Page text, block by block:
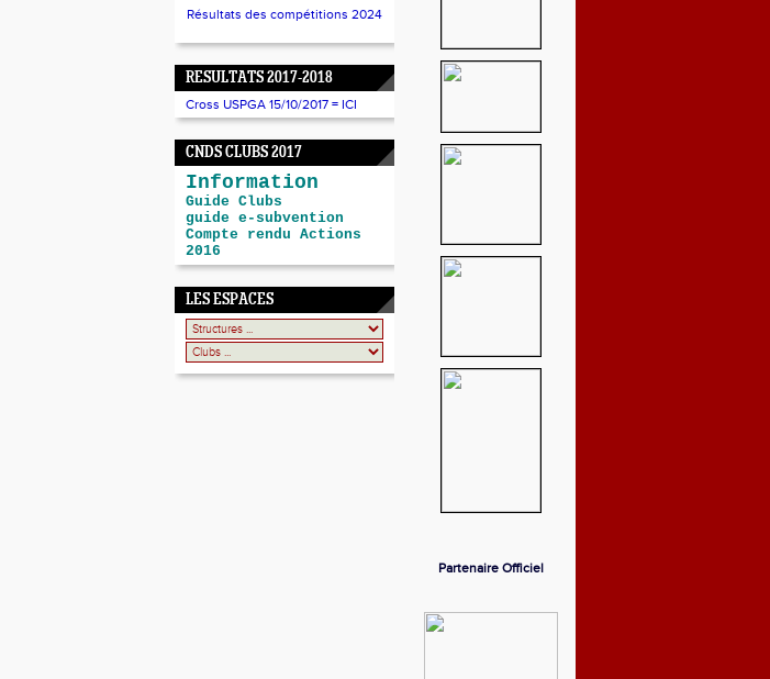
Résultats des compétitions 2024
RESULTATS 2017-2018
Cross USPGA 15/10/2017 = ICI
CNDS CLUBS 2017
Information
Guide Clubs
guide e-subvention
Compte rendu Actions
2016
LES ESPACES
Partenaire Officiel